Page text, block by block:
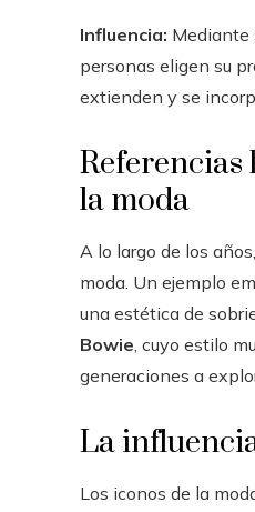
Influencia: Mediante
personas eligen su
extienden y se
Referencias
la moda
A lo largo de los
moda. Un ejemplo
una estética de
Bowie, cuyo estilo
generaciones a
La
Los iconos de la